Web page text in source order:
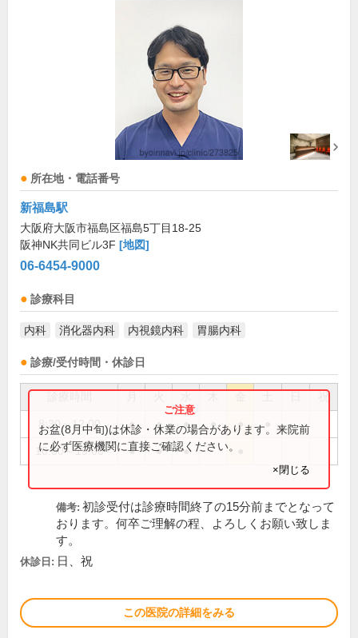
所在地・電話番号
新福島駅
大阪府大阪市福島区福島5丁目18-25
阪神NK共同ビル3F [地図]
06-6454-9000
診療科目
内科 消化器内科 内視鏡内科 胃腸内科
診療/受付時間・休診日
祝
8:30～12:00 ● ● ● ● ●
16:00～19:00 ● ● ●
お盆(8月中旬)は休診・休業の場合があります。来院前
に必ず医療機関に直接ご確認ください。
×閉じる
備考: 初診受付は診療時間終了の15分前までとなって
おります。何卒ご理解の程、よろしくお願い致しま
す。
休診日: 日、祝
この医院の詳細をみる